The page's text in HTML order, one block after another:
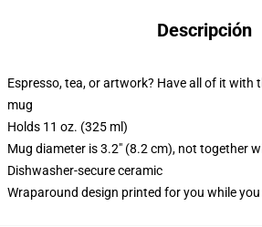
Descripción
Espresso, tea, or artwork? Have all of it with
mug
Holds 11 oz. (325 ml)
Mug diameter is 3.2" (8.2 cm), not together
Dishwasher-secure ceramic
Wraparound design printed for you while